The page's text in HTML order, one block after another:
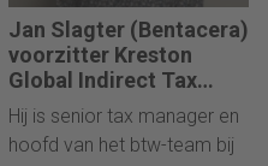
Jan Slagter (Bentacera)
voorzitter Kreston
Global Indirect Tax
Group
Hij is senior tax manager en
hoofd van het btw-team bij